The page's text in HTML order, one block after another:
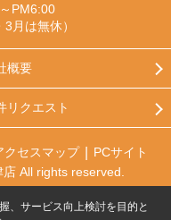
PM6:00
月は無休）
概要
リクエスト
クセスマップ
PCサイト
All rights reserved.
、サービス向上検討を目的と